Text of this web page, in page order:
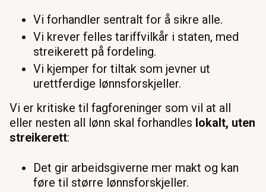
Vi forhandler sentralt for å sikre alle.
Vi krever felles tariffvilkår i staten, med
streikerett på fordeling.
Vi kjemper for tiltak som jevner ut
urettferdige lønnsforskjeller.
Vi er kritiske til fagforeninger som vil at all
eller nesten all lønn skal forhandles lokalt, uten
streikerett:
Det gir arbeidsgiverne mer makt og kan
føre til større lønnsforskjeller.